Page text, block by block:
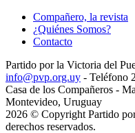
Compañero, la revista
¿Quiénes Somos?
Contacto
Partido por la Victoria del
info@pvp.org.uy - Teléfono
Casa de los Compañeros -
Montevideo, Uruguay
2026 © Copyright Partido
derechos reservados.